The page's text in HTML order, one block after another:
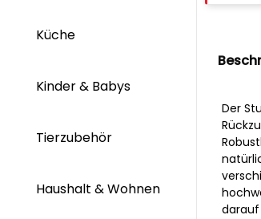
Küche
Kinder & Babys
Tierzubehör
Haushalt & Wohnen
Der